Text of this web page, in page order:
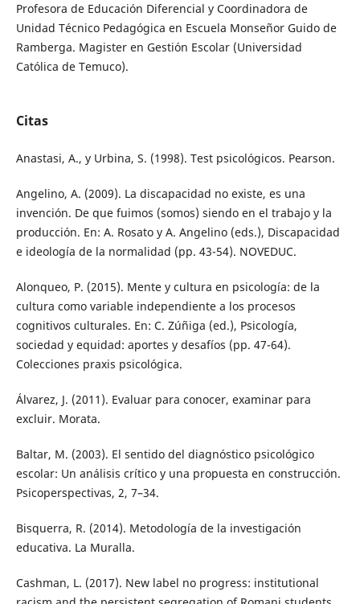
Profesora de Educación Diferencial y Coordinadora de
Unidad Técnico Pedagógica en Escuela Monseñor Guido de
Ramberga. Magister en Gestión Escolar (Universidad
Católica de Temuco).
Citas
Anastasi, A., y Urbina, S. (1998). Test psicológicos. Pearson.
Angelino, A. (2009). La discapacidad no existe, es una
invención. De que fuimos (somos) siendo en el trabajo y la
producción. En: A. Rosato y A. Angelino (eds.), Discapacidad
e ideología de la normalidad (pp. 43-54). NOVEDUC.
Alonqueo, P. (2015). Mente y cultura en psicología: de la
cultura como variable independiente a los procesos
cognitivos culturales. En: C. Zúñiga (ed.), Psicología,
sociedad y equidad: aportes y desafíos (pp. 47-64).
Colecciones praxis psicológica.
Álvarez, J. (2011). Evaluar para conocer, examinar para
excluir. Morata.
Baltar, M. (2003). El sentido del diagnóstico psicológico
escolar: Un análisis crítico y una propuesta en construcción.
Psicoperspectivas, 2, 7–34.
Bisquerra, R. (2014). Metodología de la investigación
educativa. La Muralla.
Cashman, L. (2017). New label no progress: institutional